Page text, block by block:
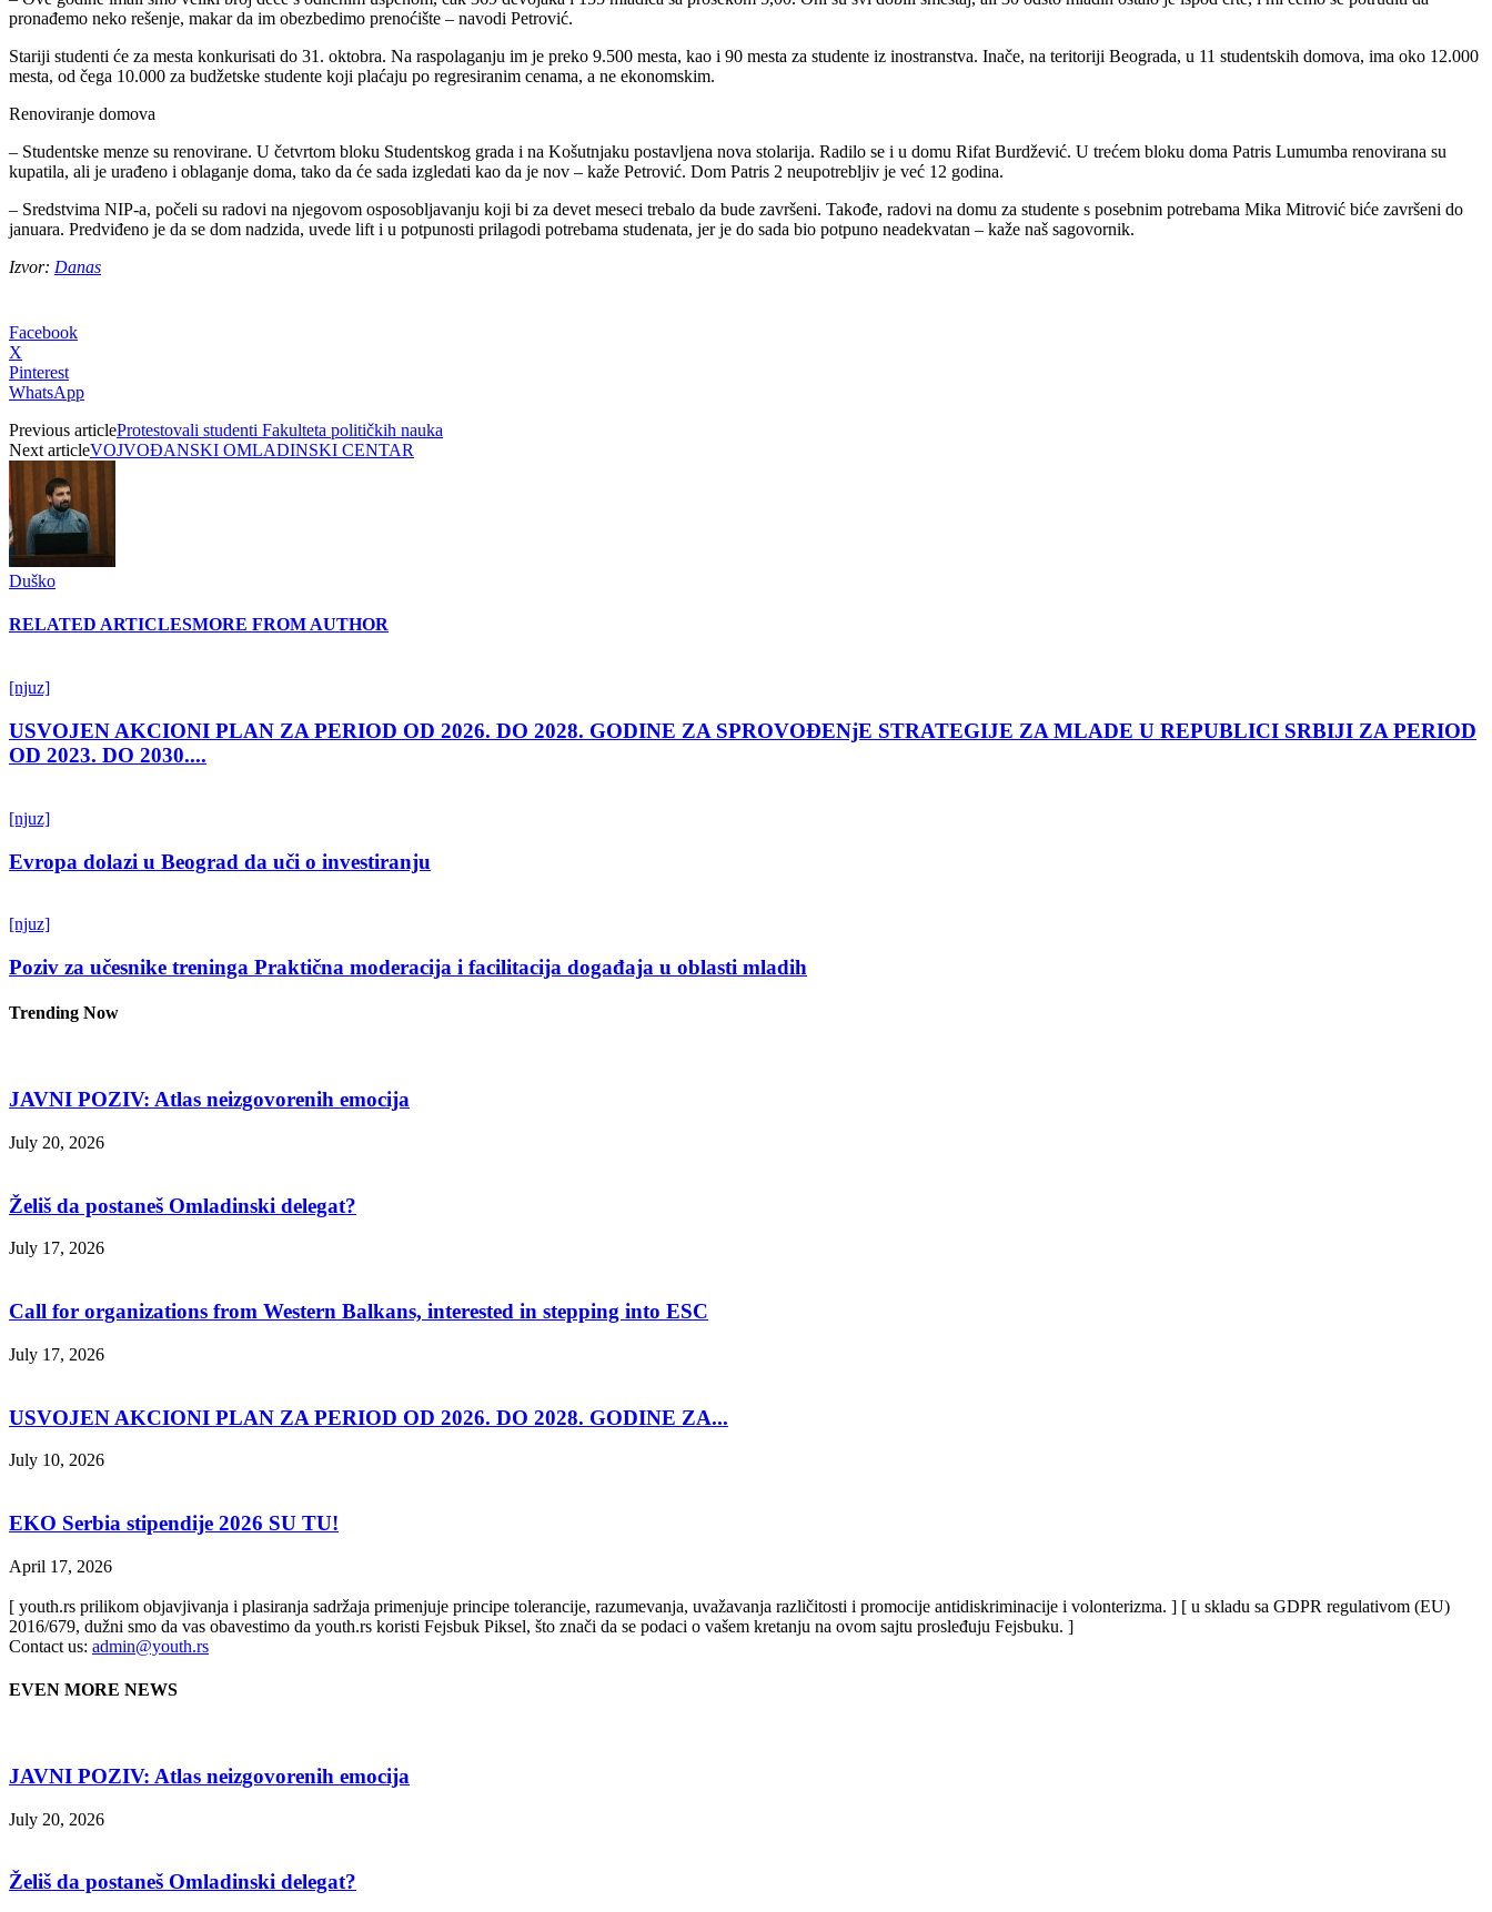
pronađemo neko rešenje, makar da im obezbedimo prenoćište – navodi Petrović.
Stariji studenti će za mesta konkurisati do 31. oktobra. Na raspolaganju im je preko 9.500 mesta, kao i 90 mesta za studente iz inostranstva. Inače, na teritoriji Beograda, u 11 studentskih domova, ima oko 12.000
mesta, od čega 10.000 za budžetske studente koji plaćaju po regresiranim cenama, a ne ekonomskim.
Renoviranje domova
– Studentske menze su renovirane. U četvrtom bloku Studentskog grada i na Košutnjaku postavljena nova stolarija. Radilo se i u domu Rifat Burdžević. U trećem bloku doma Patris Lumumba renovirana su
kupatila, ali je urađeno i oblaganje doma, tako da će sada izgledati kao da je nov – kaže Petrović. Dom Patris 2 neupotrebljiv je već 12 godina.
– Sredstvima NIP-a, počeli su radovi na njegovom osposobljavanju koji bi za devet meseci trebalo da bude završeni. Takođe, radovi na domu za studente s posebnim potrebama Mika Mitrović biće završeni do
januara. Predviđeno je da se dom nadzida, uvede lift i u potpunosti prilagodi potrebama studenata, jer je do sada bio potpuno neadekvatan – kaže naš sagovornik.
Izvor: Danas
Facebook
X
Pinterest
WhatsApp
Previous articleProtestovali studenti Fakulteta političkih nauka
Next articleVOJVOĐANSKI OMLADINSKI CENTAR
Duško
RELATED ARTICLESMORE FROM AUTHOR
[njuz]
USVOJEN AKCIONI PLAN ZA PERIOD OD 2026. DO 2028. GODINE ZA SPROVOĐENjE STRATEGIJE ZA MLADE U REPUBLICI SRBIJI ZA PERIOD
OD 2023. DO 2030....
[njuz]
Evropa dolazi u Beograd da uči o investiranju
[njuz]
Poziv za učesnike treninga Praktična moderacija i facilitacija događaja u oblasti mladih
Trending Now
JAVNI POZIV: Atlas neizgovorenih emocija
July 20, 2026
Želiš da postaneš Omladinski delegat?
July 17, 2026
Call for organizations from Western Balkans, interested in stepping into ESC
July 17, 2026
USVOJEN AKCIONI PLAN ZA PERIOD OD 2026. DO 2028. GODINE ZA...
July 10, 2026
EKO Serbia stipendije 2026 SU TU!
April 17, 2026
[ youth.rs prilikom objavjivanja i plasiranja sadržaja primenjuje principe tolerancije, razumevanja, uvažavanja različitosti i promocije antidiskriminacije i volonterizma. ] [ u skladu sa GDPR regulativom (EU)
2016/679, dužni smo da vas obavestimo da youth.rs koristi Fejsbuk Piksel, što znači da se podaci o vašem kretanju na ovom sajtu prosleđuju Fejsbuku. ]
Contact us: admin@youth.rs
EVEN MORE NEWS
JAVNI POZIV: Atlas neizgovorenih emocija
July 20, 2026
Želiš da postaneš Omladinski delegat?